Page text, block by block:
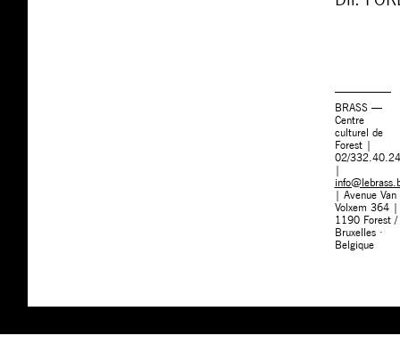
BRASS —
Centre
culturel de
Forest |
02/332.40.24
|
| Avenue Van
Volxem 364 |
1190 Forest /
Bruxelles ·
Belgique